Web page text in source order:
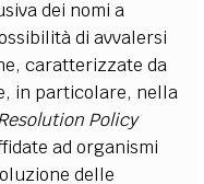
dei nomi a
di avvalersi
caratterizzate da
in particolare, nella
Policy
ad organismi
delle